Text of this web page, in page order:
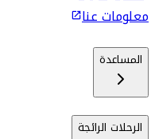
معلومات عنا
المساعدة
الرحلات الرائجة